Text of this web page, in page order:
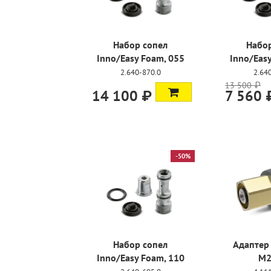
Набор сопел
Inno/Easy Foam, 055
2.640-870.0
14 100 ₽
Inno/
13 500 ₽
7 560
-50%
Набор сопел
Inno/Easy Foam, 110